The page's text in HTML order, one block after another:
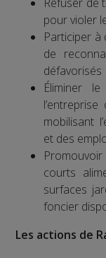
pour violer
Participer à
de
défavorisés
Éliminer
mobilisant
et des
courts
surfaces
foncier
Les actions de